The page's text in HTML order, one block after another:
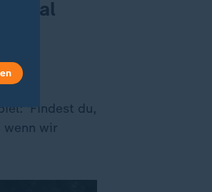
viral
'Findest du,
wir